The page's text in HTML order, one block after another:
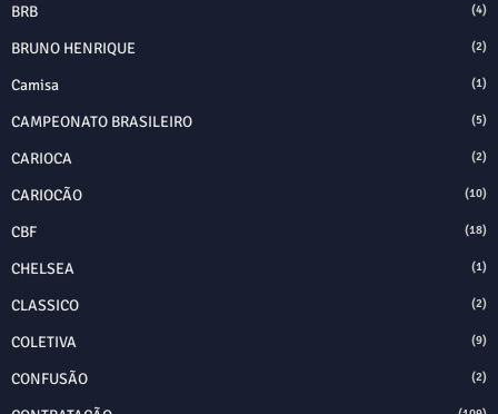
BRB (4)
BRUNO HENRIQUE (2)
Camisa (1)
CAMPEONATO BRASILEIRO (5)
CARIOCA (2)
CARIOCÃO (10)
CBF (18)
CHELSEA (1)
CLASSICO (2)
COLETIVA (9)
CONFUSÃO (2)